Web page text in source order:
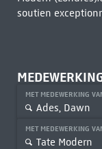
soutien
MET MEDEWERKING
Ades, Dawn
MET MEDEWERKING
Tate Modern